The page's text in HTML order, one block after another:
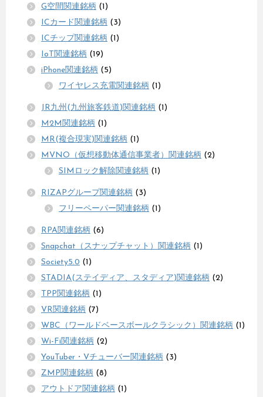
G空間関連銘柄 (1)
ICカード関連銘柄 (3)
ICチップ関連銘柄 (1)
IoT関連銘柄 (19)
iPhone関連銘柄 (5)
ワイヤレス充電関連銘柄 (1)
JR九州(九州旅客鉄道)関連銘柄 (1)
M2M関連銘柄 (1)
MR(複合現実)関連銘柄 (1)
MVNO（仮想移動体通信事業者）関連銘柄 (2)
SIMロック解除関連銘柄 (1)
RIZAPグループ関連銘柄 (3)
フリーペーパー関連銘柄 (1)
RPA関連銘柄 (6)
Snapchat（スナップチャット）関連銘柄 (1)
Society5.0 (1)
STADIA(ステイディア、スタディア)関連銘柄 (2)
TPP関連銘柄 (1)
VR関連銘柄 (7)
WBC（ワールドベースボールクラシック）関連銘柄 (1)
Wi-Fi関連銘柄 (2)
YouTuber・Vチューバー関連銘柄 (3)
ZMP関連銘柄 (8)
アウトドア関連銘柄 (1)